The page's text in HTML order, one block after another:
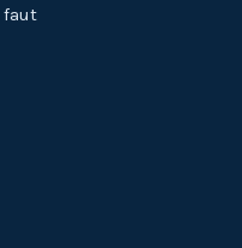
faut